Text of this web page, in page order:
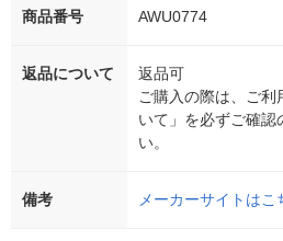
商品番号 AWU0774
返品について
返品可
ご購入の際は、ご利
いて」を必ずご確認
い。
備考 メーカーサイトはこ